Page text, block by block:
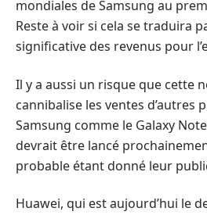
mondiales de Samsung au
Reste à voir si cela se traduira
significative des revenus pour
Il y a aussi un risque que cette
cannibalise les ventes d’autres
Samsung comme le Galaxy
devrait être lancé
probable étant donné leur
Huawei, qui est aujourd’hui le